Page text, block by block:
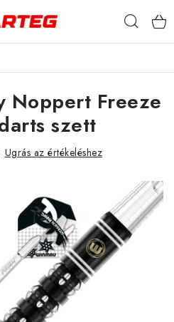
Noppert Freeze
szett
Ugrás az értékeléshez